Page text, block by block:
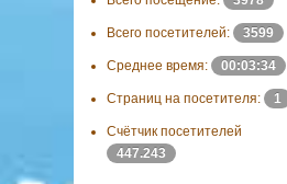
Всего посетителей: 3599
Среднее время: 00:03:34
Страниц на посетителя: 1
Счётчик посетителей
447.243